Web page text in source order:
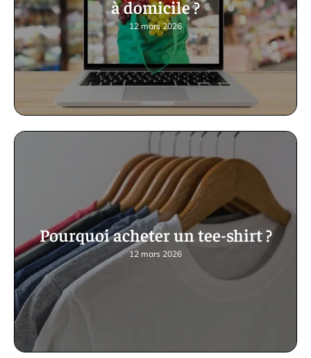
à domicile ?
12 mars 2026
Pourquoi acheter un tee-shirt ?
12 mars 2026